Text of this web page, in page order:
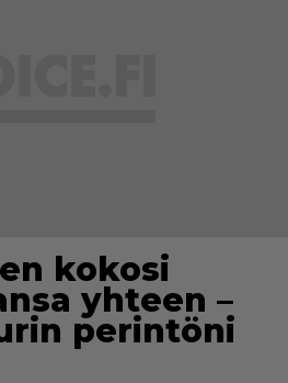
kokosi
yhteen –
perintöni